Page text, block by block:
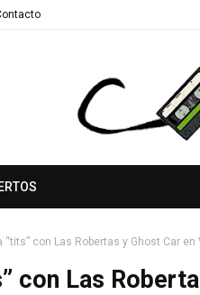
“tits” con Las Robertas y Ghost Car en
con Las